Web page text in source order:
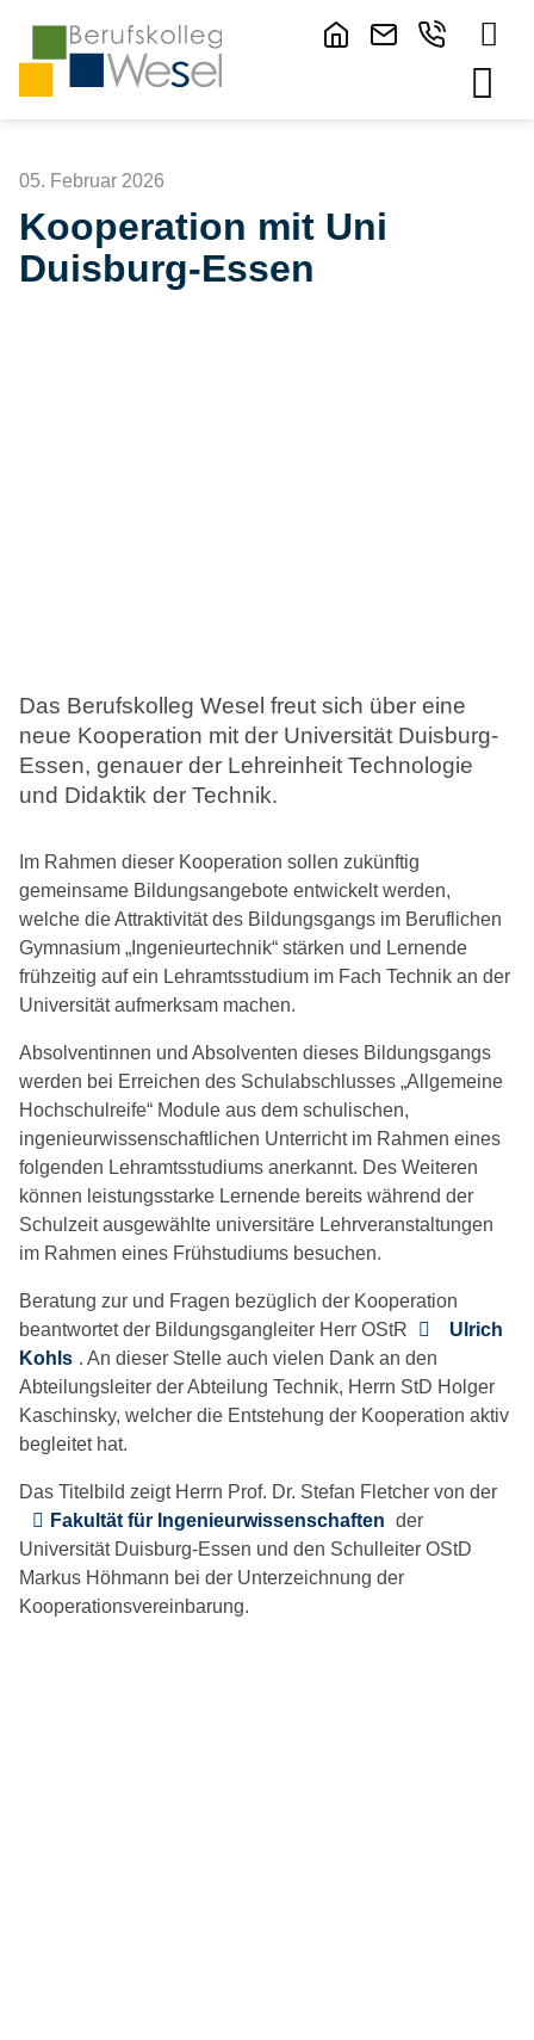
05. Februar 2026
Kooperation mit Uni
Duisburg-Essen
Das Berufskolleg Wesel freut sich über eine
neue Kooperation mit der Universität Duisburg-
Essen, genauer der Lehreinheit Technologie
und Didaktik der Technik.
Im Rahmen dieser Kooperation sollen zukünftig
gemeinsame Bildungsangebote entwickelt werden,
welche die Attraktivität des Bildungsgangs im Beruflichen
Gymnasium „Ingenieurtechnik“ stärken und Lernende
frühzeitig auf ein Lehramtsstudium im Fach Technik an der
Universität aufmerksam machen.
Absolventinnen und Absolventen dieses Bildungsgangs
werden bei Erreichen des Schulabschlusses „Allgemeine
Hochschulreife“ Module aus dem schulischen,
ingenieurwissenschaftlichen Unterricht im Rahmen eines
folgenden Lehramtsstudiums anerkannt. Des Weiteren
können leistungsstarke Lernende bereits während der
Schulzeit ausgewählte universitäre Lehrveranstaltungen
im Rahmen eines Frühstudiums besuchen.
Beratung zur und Fragen bezüglich der Kooperation
beantwortet der Bildungsgangleiter Herr OStR
Ulrich
Kohls . An dieser Stelle auch vielen Dank an den
Abteilungsleiter der Abteilung Technik, Herrn StD Holger
Kaschinsky, welcher die Entstehung der Kooperation aktiv
begleitet hat.
Das Titelbild zeigt Herrn Prof. Dr. Stefan Fletcher von der
Fakultät für Ingenieurwissenschaften der
Universität Duisburg-Essen und den Schulleiter OStD
Markus Höhmann bei der Unterzeichnung der
Kooperationsvereinbarung.